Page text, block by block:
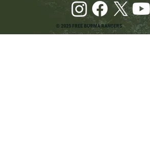
© 2025 FREE BURMA RANGERS